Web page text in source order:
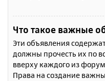
Что такое важные
Эти объявления
должны прочесть их по
вверху каждого из
Права на создание